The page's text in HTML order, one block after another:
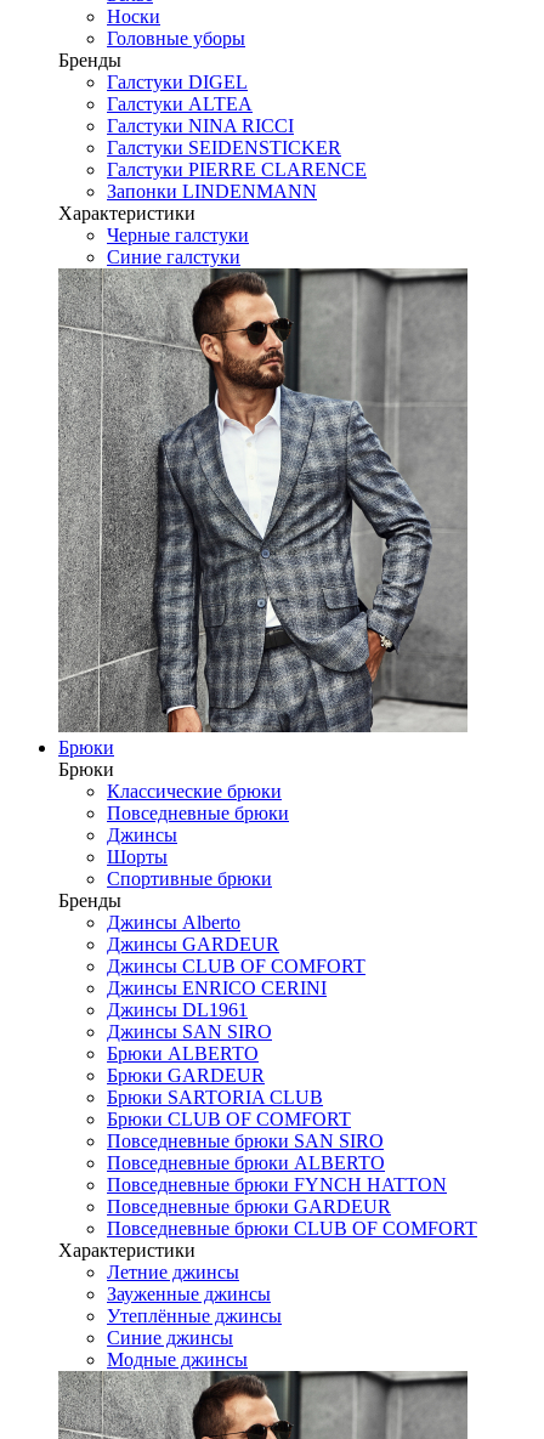
Носки
Головные уборы
Бренды
Галстуки DIGEL
Галстуки ALTEA
Галстуки NINA RICCI
Галстуки SEIDENSTICKER
Галстуки PIERRE CLARENCE
Запонки LINDENMANN
Характеристики
Черные галстуки
Синие галстуки
Брюки
Брюки
Классические брюки
Повседневные брюки
Джинсы
Шорты
Спортивные брюки
Бренды
Джинсы Alberto
Джинсы GARDEUR
Джинсы CLUB OF COMFORT
Джинсы ENRICO CERINI
Джинсы DL1961
Джинсы SAN SIRO
Брюки ALBERTO
Брюки GARDEUR
Брюки SARTORIA CLUB
Брюки CLUB OF COMFORT
Повседневные брюки SAN SIRO
Повседневные брюки ALBERTO
Повседневные брюки FYNCH HATTON
Повседневные брюки GARDEUR
Повседневные брюки CLUB OF COMFORT
Характеристики
Летние джинсы
Зауженные джинсы
Утеплённые джинсы
Синие джинсы
Модные джинсы